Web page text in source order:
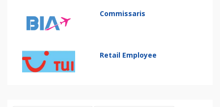
Commissaris
Retail Employee